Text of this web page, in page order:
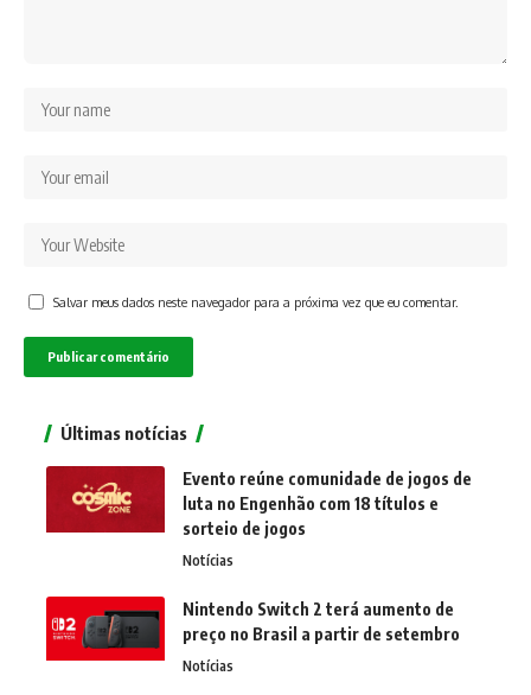
Salvar meus dados neste navegador para a próxima vez que eu comentar.
Últimas notícias
Evento reúne comunidade de jogos de
luta no Engenhão com 18 títulos e
sorteio de jogos
Notícias
Nintendo Switch 2 terá aumento de
preço no Brasil a partir de setembro
Notícias